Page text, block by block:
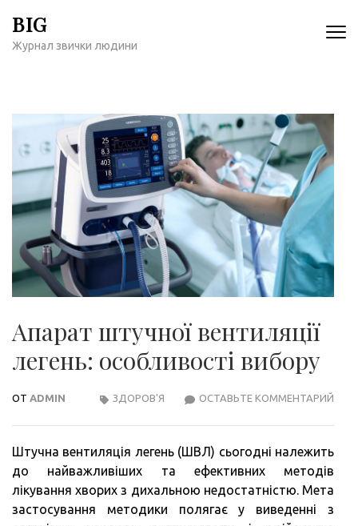
содержимому
BIG
Журнал звички людини
Апарат штучної вентиляції
легень: особливості вибору
ОТ ADMIN ОСТАВЬТЕ КОММЕНТАРИЙ
ЗДОРОВ'Я
Штучна вентиляція легень (ШВЛ) сьогодні належить
до найважливіших та ефективних методів
лікування хворих з дихальною недостатністю. Мета
застосування методики полягає у виведенні з